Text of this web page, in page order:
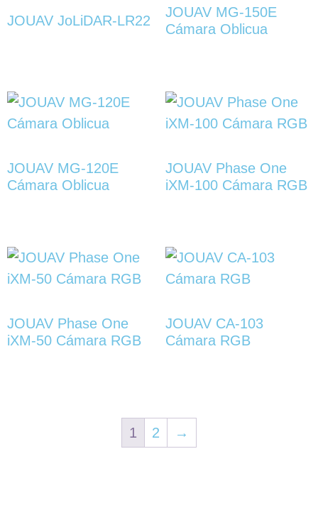
JOUAV JoLiDAR-LR22
JOUAV MG-150E
Cámara Oblicua
JOUAV MG-120E
Cámara Oblicua
JOUAV Phase One
iXM-100 Cámara RGB
JOUAV Phase One
iXM-50 Cámara RGB
JOUAV CA-103
Cámara RGB
1 2 →